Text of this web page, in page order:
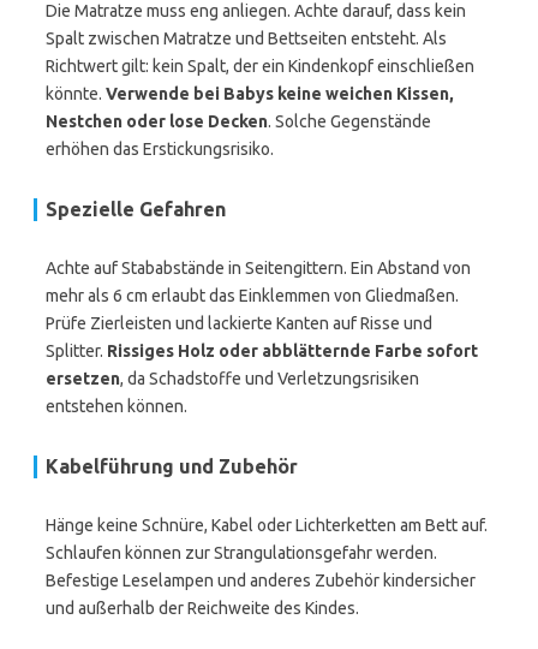
Die Matratze muss eng anliegen. Achte darauf, dass kein
Spalt zwischen Matratze und Bettseiten entsteht. Als
Richtwert gilt: kein Spalt, der ein Kindenkopf einschließen
könnte. Verwende bei Babys keine weichen Kissen,
Nestchen oder lose Decken. Solche Gegenstände
erhöhen das Erstickungsrisiko.
Spezielle Gefahren
Achte auf Stababstände in Seitengittern. Ein Abstand von
mehr als 6 cm erlaubt das Einklemmen von Gliedmaßen.
Prüfe Zierleisten und lackierte Kanten auf Risse und
Splitter. Rissiges Holz oder abblätternde Farbe sofort
ersetzen, da Schadstoffe und Verletzungsrisiken
entstehen können.
Kabelführung und Zubehör
Hänge keine Schnüre, Kabel oder Lichterketten am Bett auf.
Schlaufen können zur Strangulationsgefahr werden.
Befestige Leselampen und anderes Zubehör kindersicher
und außerhalb der Reichweite des Kindes.